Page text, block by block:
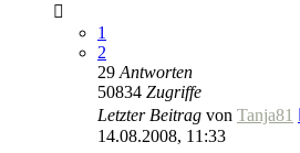
1
2
29 Antworten
50834 Zugriffe
Letzter Beitrag von Tanja81
14.08.2008, 11:33